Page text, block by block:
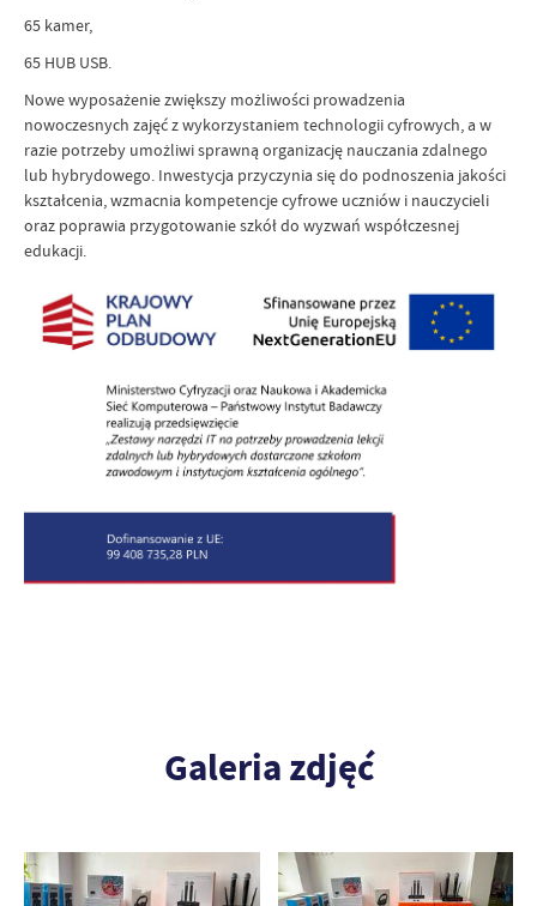
65 kamer,
65 HUB USB.
Nowe wyposażenie zwiększy możliwości prowadzenia
nowoczesnych zajęć z wykorzystaniem technologii cyfrowych, a w
razie potrzeby umożliwi sprawną organizację nauczania zdalnego
lub hybrydowego. Inwestycja przyczynia się do podnoszenia jakości
kształcenia, wzmacnia kompetencje cyfrowe uczniów i nauczycieli
oraz poprawia przygotowanie szkół do wyzwań współczesnej
edukacji.
Galeria zdjęć